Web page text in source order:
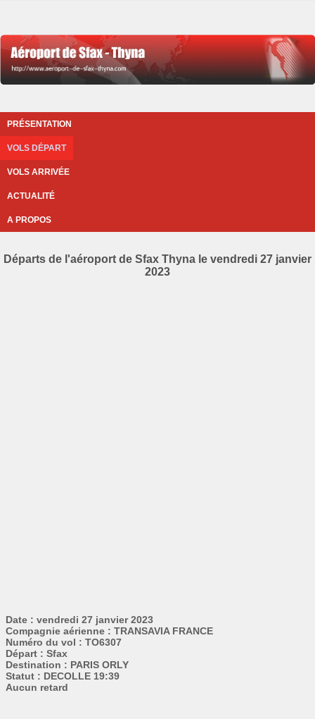
PRÉSENTATION
VOLS DÉPART
VOLS ARRIVÉE
ACTUALITÉ
A PROPOS
Départs de l'aéroport de Sfax Thyna le vendredi 27 janvier
2023
Date : vendredi 27 janvier 2023
Compagnie aérienne : TRANSAVIA FRANCE
Numéro du vol : TO6307
Départ : Sfax
Destination : PARIS ORLY
Statut : DECOLLE 19:39
Aucun retard